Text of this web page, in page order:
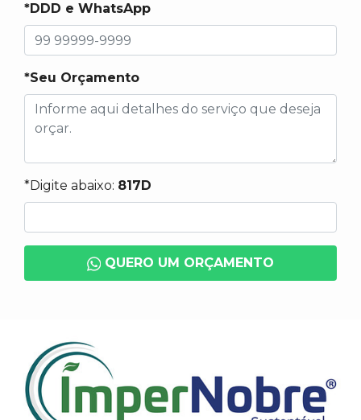
*DDD e WhatsApp
*Seu Orçamento
*Digite abaixo: 817D
QUERO UM ORÇAMENTO